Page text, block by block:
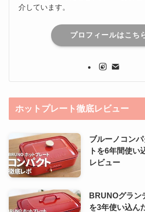
介しています。
プロフィールはこち
ホットプレート徹底レビュー
ブルーノコン
トを6年間使い
レビュー
BRUNOグラン
を3年使い込ん